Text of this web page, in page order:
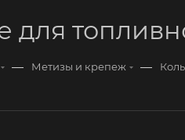
для
— Метизы и крепеж —